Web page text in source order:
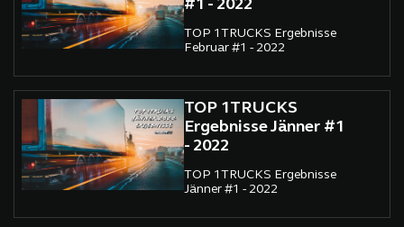
#1 - 2022
TOP 1TRUCKS Ergebnisse
Februar #1 - 2022
TOP 1TRUCKS
Ergebnisse Jänner #1
- 2022
TOP 1TRUCKS Ergebnisse
Jänner #1 - 2022